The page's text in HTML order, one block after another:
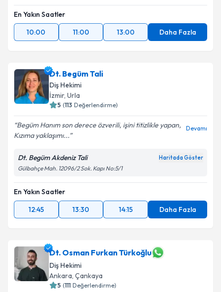
En Yakın Saatler
10:00
11:00 13:00 Daha Fazla
Dt. Begüm Tali
Diş Hekimi
İzmir, Urla
5 (113 Değerlendirme)
Begüm Hanım son derece özverili, işini titizlikle yapan,
Kızıma yaklaşımı...
Devamı
Dt. Begüm Akdeniz Tali Haritada Göster
Gülbahçe Mah. 12096/2 Sok. Kapı No:5/1
En Yakın Saatler
12:45
13:30 14:15 Daha Fazla
Dt. Osman Furkan Türkoğlu
Diş Hekimi
Ankara, Çankaya
5 (111 Değerlendirme)